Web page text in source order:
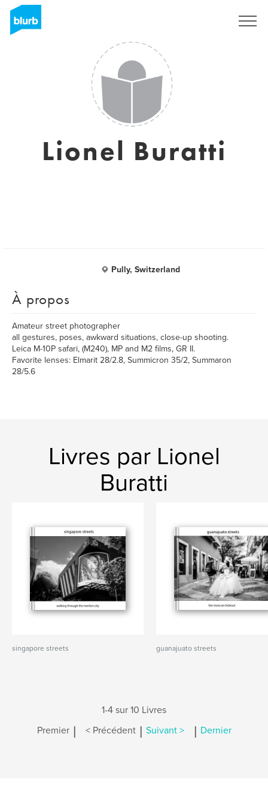
Lionel Buratti
Pully, Switzerland
À propos
Amateur street photographer
all gestures, poses, awkward situations, close-up shooting.
Leica M-10P safari, (M240), MP and M2 films, GR II.
Favorite lenses: Elmarit 28/2.8, Summicron 35/2, Summaron
28/5.6
Livres par Lionel
Buratti
singapore streets guanajuato streets
1-4 sur 10 Livres
Premier | < Précédent | Suivant > | Dernier